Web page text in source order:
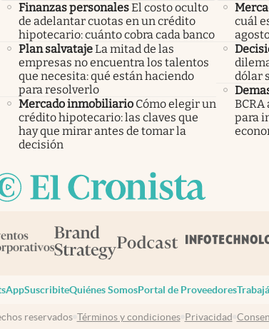
Finanzas personalesEl costo oculto
de adelantar cuotas en un crédito
hipotecario: cuánto cobra cada banco
Plan salvatajeLa mitad de las
empresas no encuentra los talentos
que necesita: qué están haciendo
para resolverlo
Mercado inmobiliario Cómo elegir un
crédito hipotecario: las claves que
hay que mirar antes de tomar la
decisión
cuál
dólar
para
SuscribiteQuiénes SomosPortal de Proveedores
reservados Términos y condiciones Privacidad